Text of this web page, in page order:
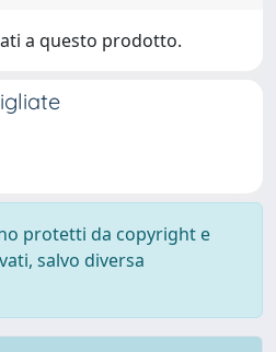
a questo prodotto.
protetti da copyright e
salvo diversa